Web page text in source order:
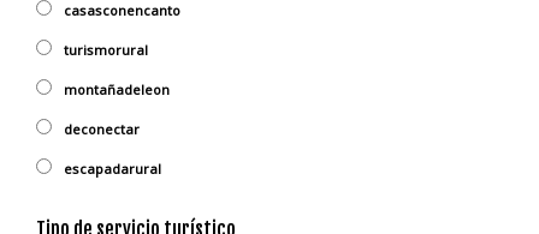
casasconencanto
turismorural
montañadeleon
deconectar
escapadarural